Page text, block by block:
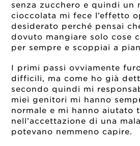
senza zucchero e quindi un
cioccolata mi fece l’effetto
desiderato perché pensai
dovuto mangiare solo cose
per sempre e scoppiai a
I primi passi ovviamente
difficili, ma come ho già
secondo quindi mi
miei genitori mi hanno
normale e mi hanno aiutato
nell’accettazione di una
potevano nemmeno capire.